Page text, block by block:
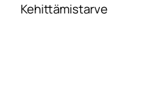
Kehittämistarve